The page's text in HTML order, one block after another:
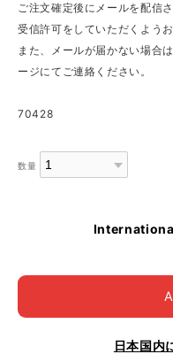
ご注文確定後にメールを配信
受信許可をしていただくようお
また、メールが届かない場合
ージにてご連絡ください。
70428
数量
日本国内